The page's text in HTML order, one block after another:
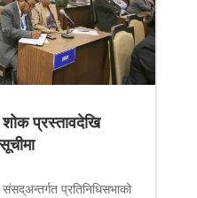
प्रस्तावदेखि
प्रतिनिधिसभाको